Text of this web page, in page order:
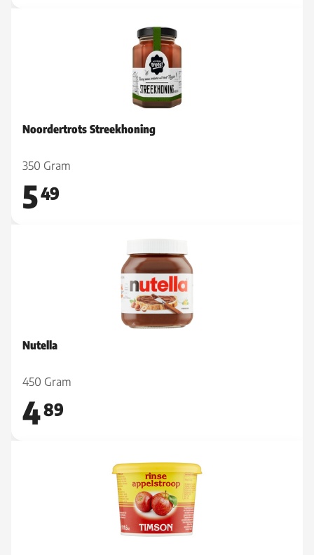
Noordertrots Streekhoning
350 Gram
549
Nutella
450 Gram
489